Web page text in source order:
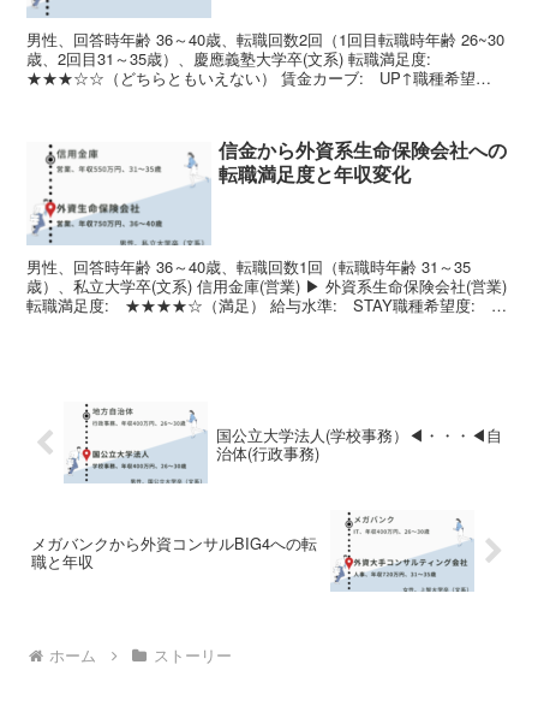
男性、回答時年齢 36～40歳、転職回数2回（1回目転職時年齢 26~30
歳、2回目31～35歳）、慶應義塾大学卒(文系) 転職満足度:
★★★☆☆（どちらともいえない） 賃金カーブ: UP↑職種希望
信金から外資系生命保険会社への
転職満足度と年収変化
男性、回答時年齢 36～40歳、転職回数1回（転職時年齢 31～35
歳）、私立大学卒(文系) 信用金庫(営業) ▶ 外資系生命保険会社(営業)
転職満足度: ★★★★☆（満足） 給与水準: STAY職種希望度:
国公立大学法人(学校事務）◀・・・◀自
治体(行政事務)
メガバンクから外資コンサルBIG4への転
職と年収
ホーム ストーリー